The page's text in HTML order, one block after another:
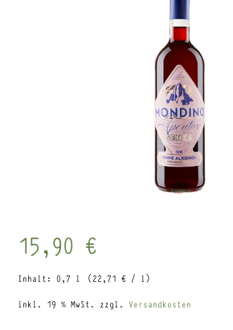
15,90 €
Inhalt: 0,7 l (22,71€ / l)
inkl. 19 % MwSt. zzgl. Versandkosten